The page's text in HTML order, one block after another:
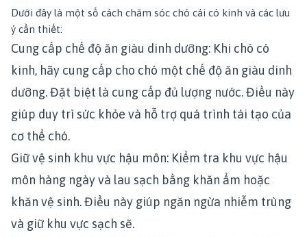
Dưới đây là một số cách chăm sóc chó cái có kinh và các lưu
ý cần thiết:
Cung cấp chế độ ăn giàu dinh dưỡng: Khi chó có
kinh, hãy cung cấp cho chó một chế độ ăn giàu dinh
dưỡng. Đặt biệt là cung cấp đủ lượng nước. Điều này
giúp duy trì sức khỏe và hỗ trợ quá trình tái tạo của
cơ thể chó.
Giữ vệ sinh khu vực hậu môn: Kiểm tra khu vực hậu
môn hàng ngày và lau sạch bằng khăn ẩm hoặc
khăn vệ sinh. Điều này giúp ngăn ngừa nhiễm trùng
và giữ khu vực sạch sẽ.